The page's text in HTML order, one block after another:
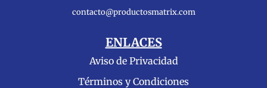
contacto@productosmatrix.com
ENLACES
Aviso de Privacidad
Términos y Condiciones